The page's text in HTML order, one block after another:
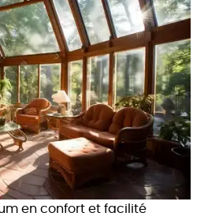
en confort et facilité